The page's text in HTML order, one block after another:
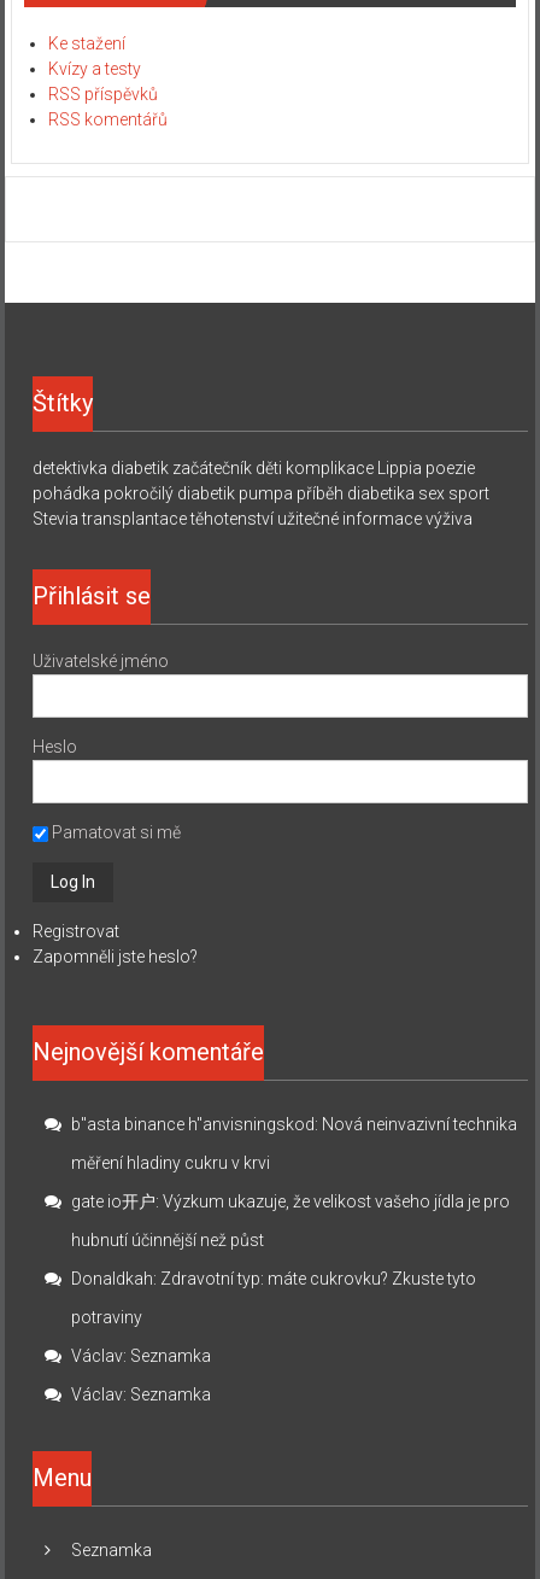
Ke stažení
Kvízy a testy
RSS příspěvků
RSS komentářů
Štítky
detektivka diabetik začátečník děti komplikace Lippia poezie
pohádka pokročilý diabetik pumpa příběh diabetika sex sport
Stevia transplantace těhotenství užitečné informace výživa
Přihlásit se
Uživatelské jméno
Heslo
Pamatovat si mě
Registrovat
Zapomněli jste heslo?
Nejnovější komentáře
b"asta binance h"anvisningskod: Nová neinvazivní technika
měření hladiny cukru v krvi
gate io开户:Výzkum ukazuje, že velikost vašeho jídla je pro
hubnutí účinnější než půst
Donaldkah: Zdravotní typ: máte cukrovku? Zkuste tyto
potraviny
Václav: Seznamka
Václav: Seznamka
Menu
Seznamka